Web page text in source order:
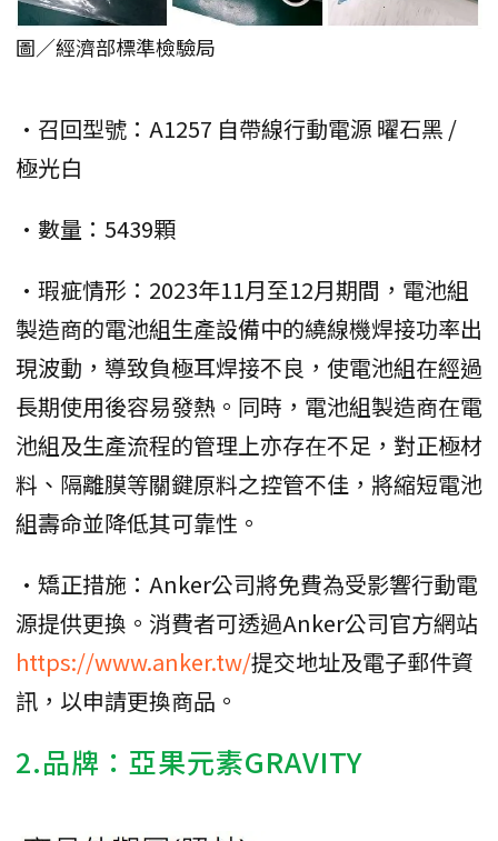
圖／經濟部標準檢驗局
•召回型號：A1257 自帶線行動電源 曜石黑 /
極光白
•數量：5439顆
•瑕疵情形：2023年11月至12月期間，電池組
製造商的電池組生產設備中的繞線機焊接功率出
現波動，導致負極耳焊接不良，使電池組在經過
長期使用後容易發熱。同時，電池組製造商在電
池組及生產流程的管理上亦存在不足，對正極材
料、隔離膜等關鍵原料之控管不佳，將縮短電池
組壽命並降低其可靠性。
•矯正措施：Anker公司將免費為受影響行動電
源提供更換。消費者可透過Anker公司官方網站
https://www.anker.tw/提交地址及電子郵件資
訊，以申請更換商品。
2.品牌：亞果元素GRAVITY